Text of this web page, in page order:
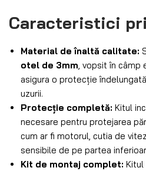
Caracteristici
Material de înaltă calitate:
otel de 3mm , vopsit în
asigura o protecție
uzurii.
Protecție completă: Kitul
necesare pentru protejarea
cum ar fi motorul, cutia de
sensibile de pe partea
Kit de montaj complet: